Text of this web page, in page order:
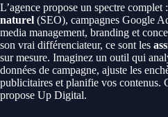
L’agence propose un spectre complet :
naturel (SEO), campagnes Google
media management, branding et
son vrai différenciateur, ce sont les
sur mesure. Imaginez un outil qui
données de campagne, ajuste les
publicitaires et planifie vos contenus.
propose Up Digital.